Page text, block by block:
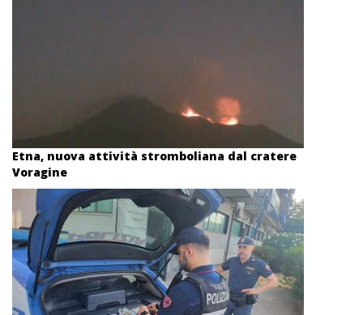
Etna, nuova attività stromboliana dal cratere
Voragine